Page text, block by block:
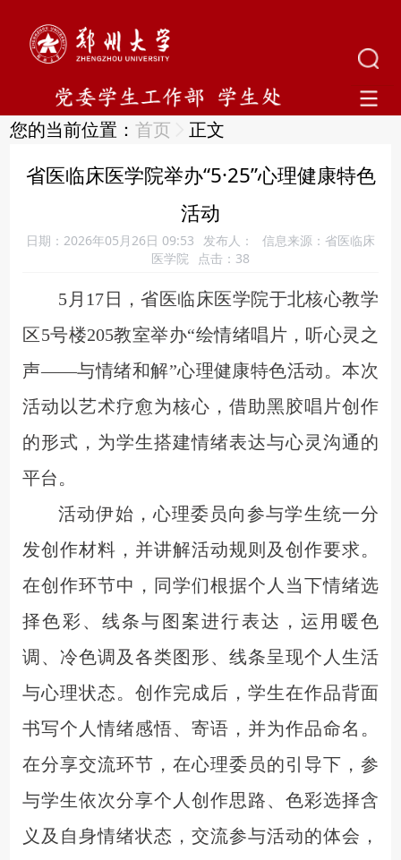
您的当前位置：首页 正文
省医临床医学院举办“5·25”心理健康特色
活动
日期：2026年05月26日 09:53 发布人：
信息来源：省医临床
医学院
点击： 38
5月17日，省医临床医学院于北核心教学
区5号楼205教室举办“绘情绪唱片，听心灵之
声——与情绪和解”心理健康特色活动。本次
活动 以艺术疗愈为核心，借助黑胶唱片创作
的形式，为学生搭建情绪表达与心灵沟通的
平台。
活动伊始，心理委员向参与学生统一分
发创作材料， 并讲解活动规则 及 创作要求。
在创作环节中， 同学们根据个人当下情绪选
择色彩、线条与图案进行表达，运用暖色
调、冷色调及各类图形、线条呈现个人生活
与心理状态。创作完成后，学生在作品背面
书写个人情绪感悟、寄语，并为作品命名。
在分享交流环节 ，在心理委员的引导下，参
与学生依次分享个人创作思路、色彩选择含
义及自身情绪状态，交流参与活动的体会，